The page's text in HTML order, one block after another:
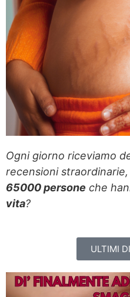
Ogni giorno riceviamo
recensioni
65000 persone che
vita?
ULTIMI